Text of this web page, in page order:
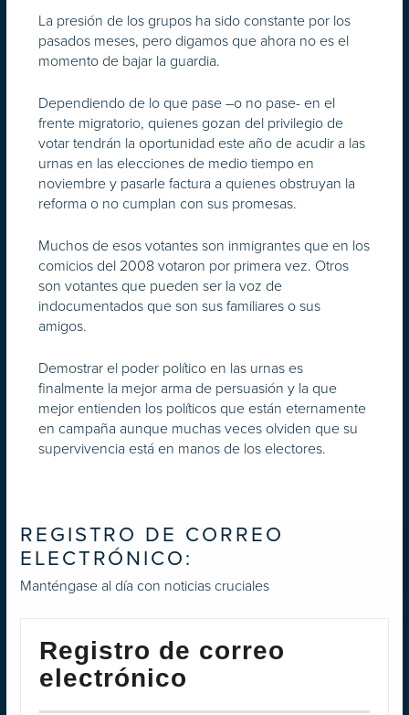
La presión de los grupos ha sido constante por los
pasados meses, pero digamos que ahora no es el
momento de bajar la guardia.
Dependiendo de lo que pase –o no pase- en el
frente migratorio, quienes gozan del privilegio de
votar tendrán la oportunidad este año de acudir a las
urnas en las elecciones de medio tiempo en
noviembre y pasarle factura a quienes obstruyan la
reforma o no cumplan con sus promesas.
Muchos de esos votantes son inmigrantes que en los
comicios del 2008 votaron por primera vez. Otros
son votantes que pueden ser la voz de
indocumentados que son sus familiares o sus
amigos.
Demostrar el poder político en las urnas es
finalmente la mejor arma de persuasión y la que
mejor entienden los políticos que están eternamente
en campaña aunque muchas veces olviden que su
supervivencia está en manos de los electores.
REGISTRO DE CORREO
ELECTRÓNICO:
Manténgase al día con noticias cruciales
Registro de correo
electrónico